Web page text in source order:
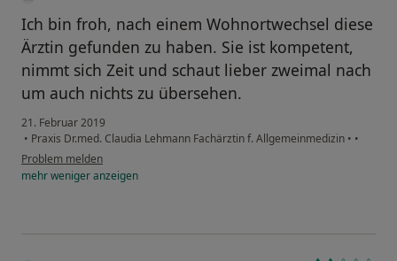
Ich bin froh, nach einem Wohnortwechsel diese
Ärztin gefunden zu haben. Sie ist kompetent,
nimmt sich Zeit und schaut lieber zweimal nach
um auch nichts zu übersehen.
21. Februar 2019
• Praxis Dr.med. Claudia Lehmann Fachärztin f. Allgemeinmedizin • •
Problem melden
mehrwenigeranzeigen